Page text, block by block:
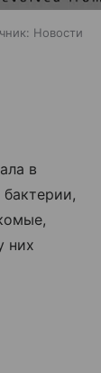
Новости
в
них